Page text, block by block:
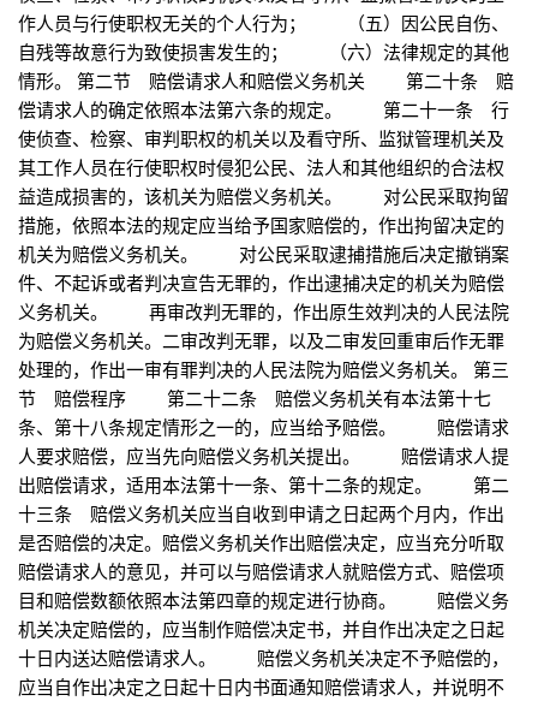
作人员与行使职权无关的个人行为； （五）因公民自伤、
自残等故意行为致使损害发生的； （六）法律规定的其他
情形。 第二节 赔偿请求人和赔偿义务机关 第二十条 赔
偿请求人的确定依照本法第六条的规定。 第二十一条 行
使侦查、检察、审判职权的机关以及看守所、监狱管理机关及
其工作人员在行使职权时侵犯公民、法人和其他组织的合法权
益造成损害的，该机关为赔偿义务机关。 对公民采取拘留
措施，依照本法的规定应当给予国家赔偿的，作出拘留决定的
机关为赔偿义务机关。 对公民采取逮捕措施后决定撤销案
件、不起诉或者判决宣告无罪的，作出逮捕决定的机关为赔偿
义务机关。 再审改判无罪的，作出原生效判决的人民法院
为赔偿义务机关。二审改判无罪，以及二审发回重审后作无罪
处理的，作出一审有罪判决的人民法院为赔偿义务机关。 第三
节 赔偿程序 第二十二条 赔偿义务机关有本法第十七
条、第十八条规定情形之一的，应当给予赔偿。 赔偿请求
人要求赔偿，应当先向赔偿义务机关提出。 赔偿请求人提
出赔偿请求，适用本法第十一条、第十二条的规定。 第二
十三条 赔偿义务机关应当自收到申请之日起两个月内，作出
是否赔偿的决定。赔偿义务机关作出赔偿决定，应当充分听取
赔偿请求人的意见，并可以与赔偿请求人就赔偿方式、赔偿项
目和赔偿数额依照本法第四章的规定进行协商。 赔偿义务
机关决定赔偿的，应当制作赔偿决定书，并自作出决定之日起
十日内送达赔偿请求人。 赔偿义务机关决定不予赔偿的，
应当自作出决定之日起十日内书面通知赔偿请求人，并说明不